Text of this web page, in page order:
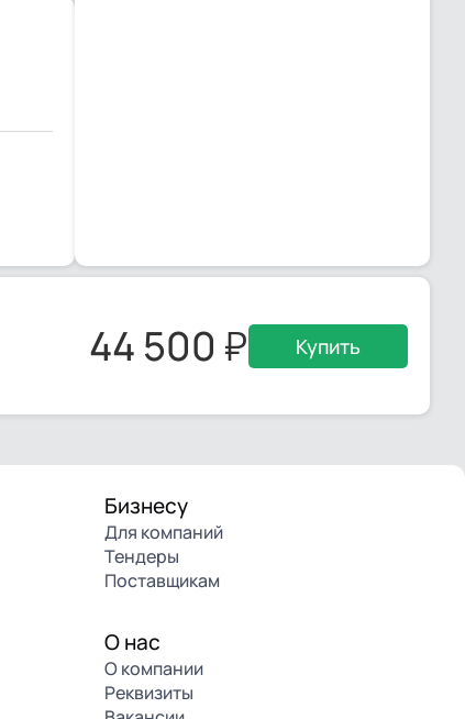
44 500 Купить
Бизнесу
Для компаний
Тендеры
Поставщикам
О нас
О компании
Реквизиты